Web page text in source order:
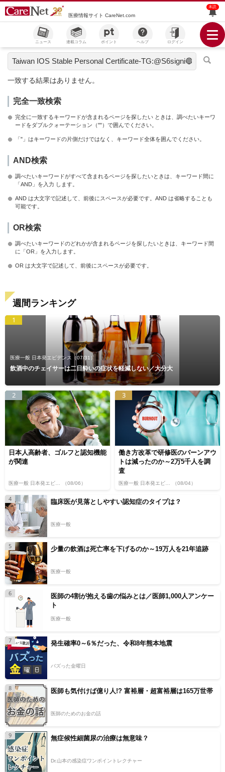
医療情報サイト CareNet.com
未読
ニュース 連載コラム ポイント ヘルプ ログイン
一致する結果はありません。
完全一致検索
完全に一致するキーワードが含まれるページを探したい ときは、調べたいキーワ
ードをダブルクォーテーション（""）で囲んでください。
「"」はキーワードの片側だけではなく、キーワード全体を囲んでください。
AND検索
調べたいキーワードがすべて含まれるページを探したいときは、キーワード間に
「AND」を入力 します。
AND は大文字で記述して、前後にスペースが必要です。AND は省略することも
可能です。
OR検索
調べたいキーワードのどれかが含まれるページを探したいときは、キーワード間
に「OR」を入力します。
OR は大文字で記述して、前後にスペースが必要です。
週間ランキング
1
医療一般 日本発エビデンス （07/31）
飲酒中のチェイサーは二日酔いの症状を軽減しない／大分大
2
日本人高齢者、ゴルフと認知機能
が関連
（08/06）
3
働き方改革で研修医のバーンアウ
トは減ったのか～2万5千人を調
査
（08/04）
4 臨床医が見落としやすい認知症のタイプは？
医療一般
5 少量の飲酒は死亡率を下げるのか～19万人を21年追跡
医療一般
6
医師の4割が抱える歯の悩みとは／医師1,000人アンケー
ト
医療一般
7 発生確率0～6％だった、令和8年熊本地震
バズった金曜日
8 医師も気付けば億り人!? 富裕層・超富裕層は165万世帯
医師のためのお金の話
9 無症候性細菌尿の治療は無意味？
Dr.山本の感染症ワンポイントレクチャー